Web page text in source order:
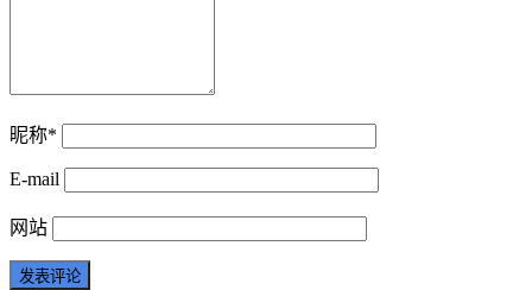
昵称*
E-mail
网站